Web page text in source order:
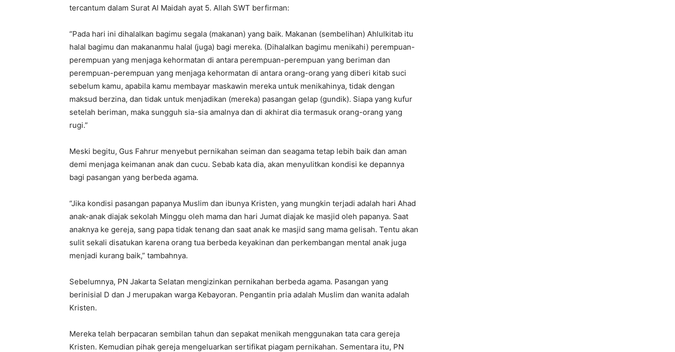
tercantum dalam Surat Al Maidah ayat 5. Allah SWT berfirman:
“Pada hari ini dihalalkan bagimu segala (makanan) yang baik. Makanan (sembelihan) Ahlulkitab itu
halal bagimu dan makananmu halal (juga) bagi mereka. (Dihalalkan bagimu menikahi) perempuan-
perempuan yang menjaga kehormatan di antara perempuan-perempuan yang beriman dan
perempuan-perempuan yang menjaga kehormatan di antara orang-orang yang diberi kitab suci
sebelum kamu, apabila kamu membayar maskawin mereka untuk menikahinya, tidak dengan
maksud berzina, dan tidak untuk menjadikan (mereka) pasangan gelap (gundik). Siapa yang kufur
setelah beriman, maka sungguh sia-sia amalnya dan di akhirat dia termasuk orang-orang yang
rugi.”
Meski begitu, Gus Fahrur menyebut pernikahan seiman dan seagama tetap lebih baik dan aman
demi menjaga keimanan anak dan cucu. Sebab kata dia, akan menyulitkan kondisi ke depannya
bagi pasangan yang berbeda agama.
“Jika kondisi pasangan papanya Muslim dan ibunya Kristen, yang mungkin terjadi adalah hari Ahad
anak-anak diajak sekolah Minggu oleh mama dan hari Jumat diajak ke masjid oleh papanya. Saat
anaknya ke gereja, sang papa tidak tenang dan saat anak ke masjid sang mama gelisah. Tentu akan
sulit sekali disatukan karena orang tua berbeda keyakinan dan perkembangan mental anak juga
menjadi kurang baik,” tambahnya.
Sebelumnya, PN Jakarta Selatan mengizinkan pernikahan berbeda agama. Pasangan yang
berinisial D dan J merupakan warga Kebayoran. Pengantin pria adalah Muslim dan wanita adalah
Kristen.
Mereka telah berpacaran sembilan tahun dan sepakat menikah menggunakan tata cara gereja
Kristen. Kemudian pihak gereja mengeluarkan sertifikat piagam pernikahan. Sementara itu, PN